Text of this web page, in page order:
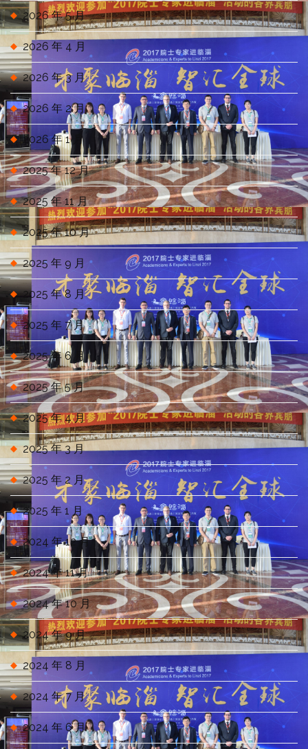
2026 年 5 月
2026 年 4 月
2026 年 3 月
2026 年 2 月
2026 年 1 月
2025 年 12 月
2025 年 11 月
2025 年 10 月
2025 年 9 月
2025 年 8 月
2025 年 7 月
2025 年 6 月
2025 年 5 月
2025 年 4 月
2025 年 3 月
2025 年 2 月
2025 年 1 月
2024 年 12 月
2024 年 11 月
2024 年 10 月
2024 年 9 月
2024 年 8 月
2024 年 7 月
2024 年 6 月